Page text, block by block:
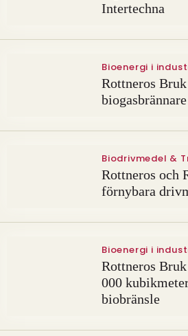
Intertechna
Bioenergi i
Rottneros
Biodrivmedel &
Rottneros och
förnybara
Bioenergi i
Rottneros
000
biobränsle